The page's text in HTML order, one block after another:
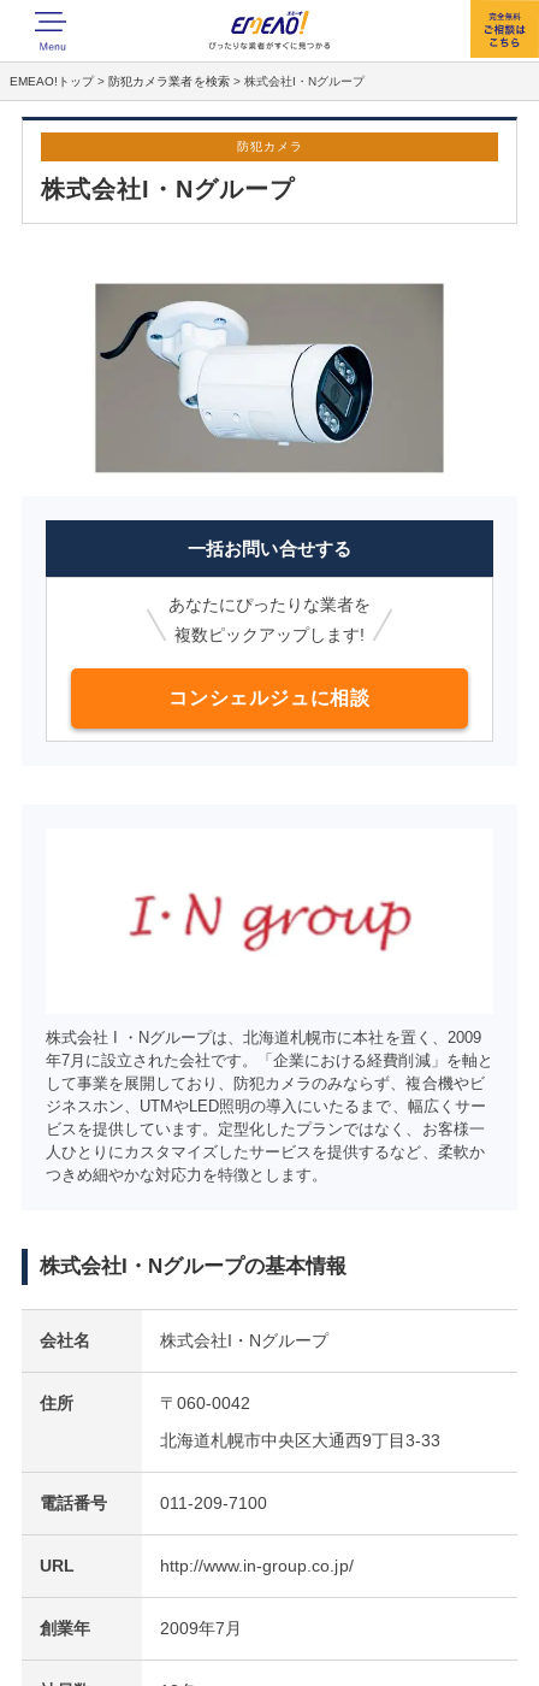
EMEAO!トップ > 防犯カメラ業者を検索 > 株式会社I・Nグループ
防犯カメラ
株式会社I・Nグループ
一括お問い合せする
あなたにぴったりな業者を
複数ピックアップします!
コンシェルジュに相談
株式会社 I ・Nグループは、北海道札幌市に本社を置く、2009
年7月に設立された会社です。「企業における経費削減」を軸と
して事業を展開しており、防犯カメラのみならず、複合機やビ
ジネスホン、UTMやLED照明の導入にいたるまで、幅広くサー
ビスを提供しています。定型化したプランではなく、お客様一
人ひとりにカスタマイズしたサービスを提供するなど、柔軟か
つきめ細やかな対応力を特徴とします。
株式会社I・Nグループの基本情報
会社名 株式会社I・Nグループ
住所
〒060-0042
北海道札幌市中央区大通西9丁目3-33
電話番号 011-209-7100
URL http://www.in-group.co.jp/
創業年 2009年7月